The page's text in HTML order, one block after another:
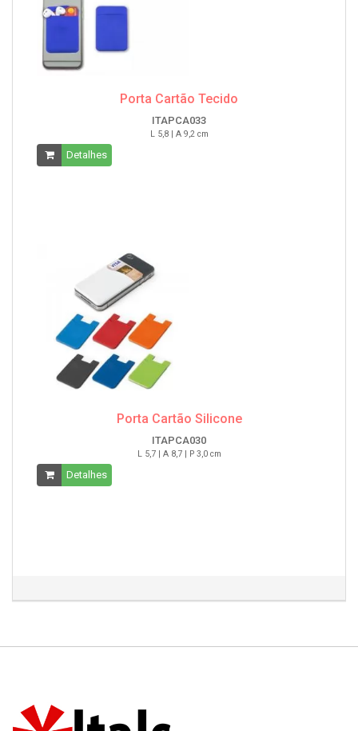
Porta Cartão Tecido
ITAPCA033
L 5,8 | A 9,2 cm
Detalhes
Porta Cartão Silicone
ITAPCA030
L 5,7 | A 8,7 | P 3,0 cm
Detalhes